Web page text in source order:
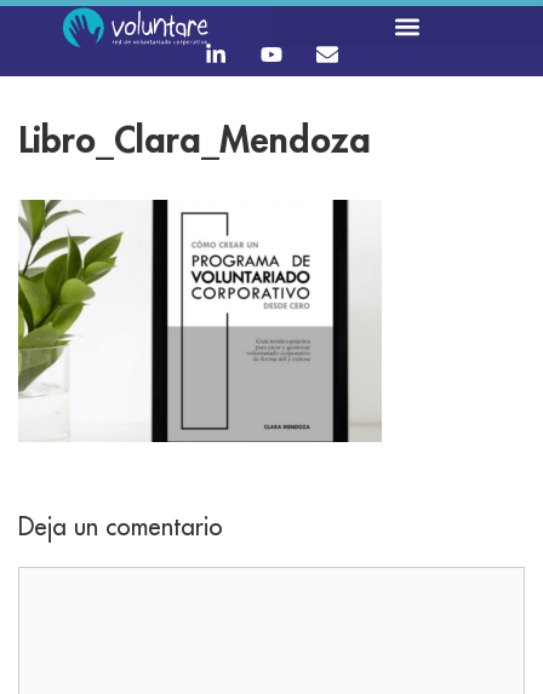
Libro_Clara_Mendoza
Deja un comentario